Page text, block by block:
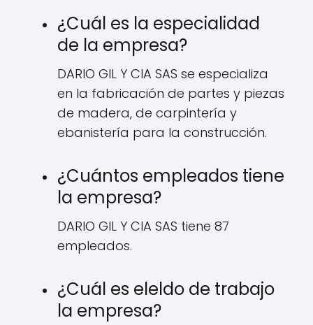
¿Cuál es la especialidad
de la empresa?
DARIO GIL Y CIA SAS se especializa
en la fabricación de partes y piezas
de madera, de carpintería y
ebanistería para la construcción.
¿Cuántos empleados tiene
la empresa?
DARIO GIL Y CIA SAS tiene 87
empleados.
¿Cuál es eleldo de trabajo
la empresa?